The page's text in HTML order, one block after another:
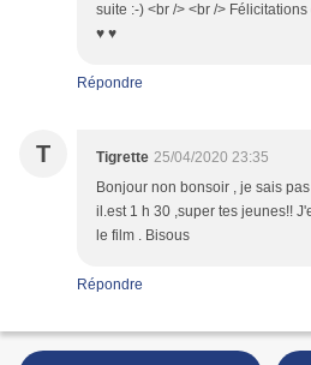
suite :-) <br /> <br />
♥ ♥
Répondre
T Tigrette 25/04/2020 23:35
Bonjour non bonsoir , je sais
il.est 1 h 30 ,super tes jeunes!!
le film . Bisous
Répondre